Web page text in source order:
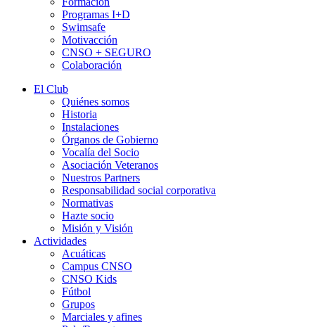
Programas I+D
Swimsafe
Motivacción
CNSO + SEGURO
Colaboración
El Club
Quiénes somos
Historia
Instalaciones
Órganos de Gobierno
Vocalía del Socio
Asociación Veteranos
Nuestros Partners
Responsabilidad social corporativa
Normativas
Hazte socio
Misión y Visión
Actividades
Acuáticas
Campus CNSO
CNSO Kids
Fútbol
Grupos
Marciales y afines